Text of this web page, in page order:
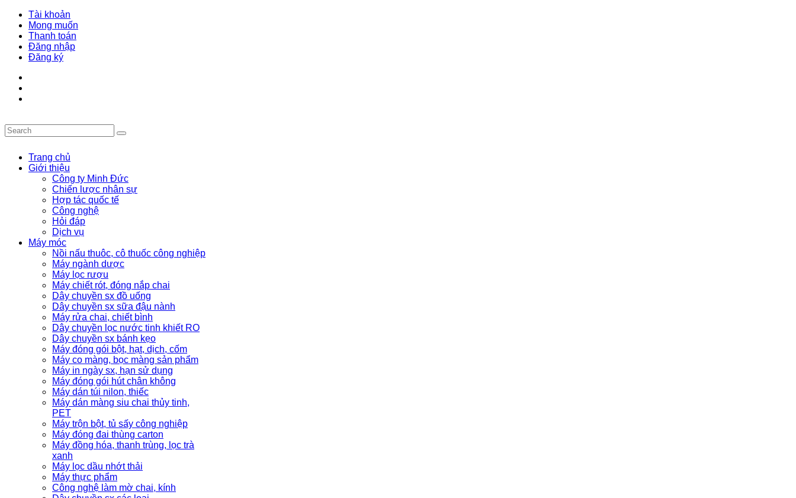
Tài khoản
Mong muốn
Thanh toán
Đăng nhập
Đăng ký
Trang chủ
Giới thiệu
Công ty Minh Đức
Chiến lược nhân sự
Hợp tác quốc tế
Công nghệ
Hỏi đáp
Dịch vụ
Máy móc
Nồi nấu thuôc, cô thuốc công nghiệp
Máy ngành dược
Máy lọc rượu
Máy chiết rót, đóng nắp chai
Dây chuyền sx đồ uống
Dây chuyền sx sữa đậu nành
Máy rửa chai, chiết bình
Dây chuyền lọc nước tinh khiết RO
Dây chuyền sx bánh kẹo
Máy đóng gói bột, hạt, dịch, cốm
Máy co màng, bọc màng sản phẩm
Máy in ngày sx, hạn sử dụng
Máy đóng gói hút chân không
Máy dán túi nilon, thiếc
Máy dán màng siu chai thủy tinh,
PET
Máy trộn bột, tủ sấy công nghiệp
Máy đóng đai thùng carton
Máy đồng hóa, thanh trùng, lọc trà
xanh
Máy lọc dầu nhớt thải
Máy thực phẩm
Công nghệ làm mờ chai, kính